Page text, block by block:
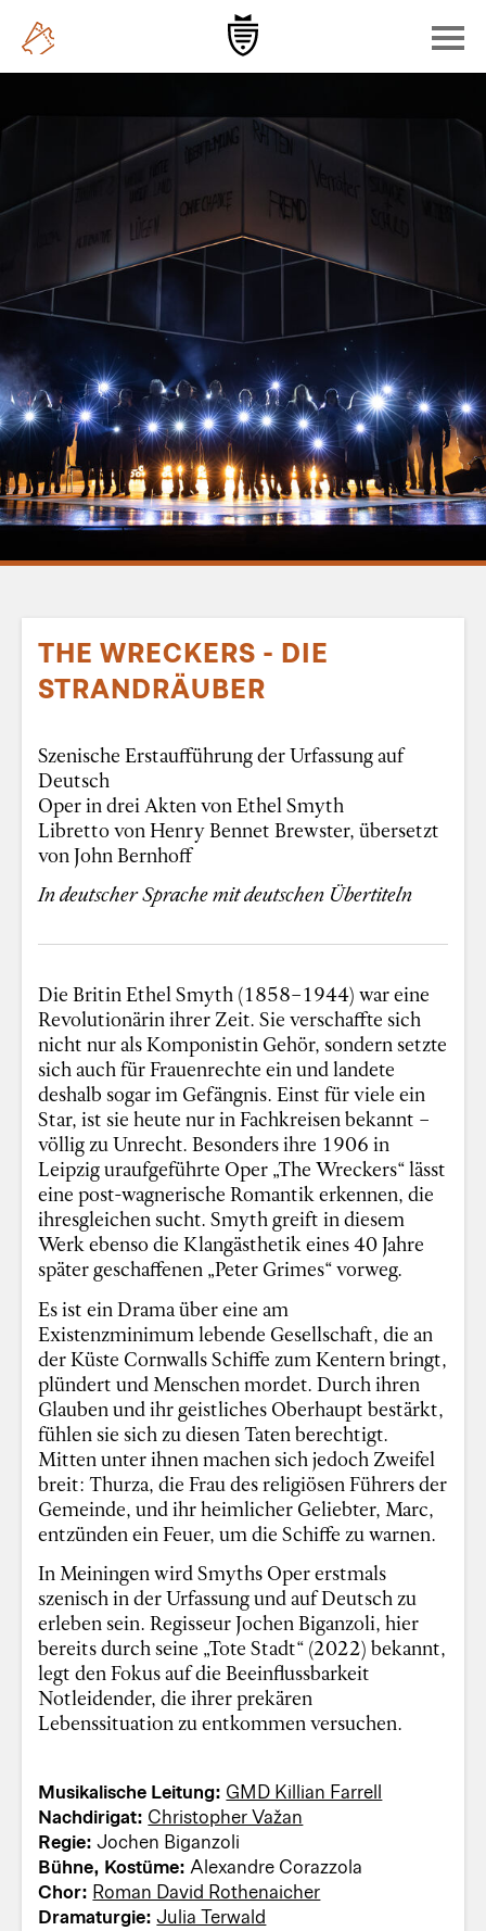
THE WRECKERS - DIE
STRANDRÄUBER
Szenische Erstaufführung der Urfassung auf
Deutsch
Oper in drei Akten von Ethel Smyth
Libretto von Henry Bennet Brewster, übersetzt
von John Bernhoff
In deutscher Sprache mit deutschen Übertiteln
Die Britin Ethel Smyth (1858–1944) war eine
Revolutionärin ihrer Zeit. Sie verschaffte sich
nicht nur als Komponistin Gehör, sondern setzte
sich auch für Frauenrechte ein und landete
deshalb sogar im Gefängnis. Einst für viele ein
Star, ist sie heute nur in Fachkreisen bekannt –
völlig zu Unrecht. Besonders ihre 1906 in
Leipzig uraufgeführte Oper „The Wreckers“ lässt
eine post-wagnerische Romantik erkennen, die
ihresgleichen sucht. Smyth greift in diesem
Werk ebenso die Klangästhetik eines 40 Jahre
später geschaffenen „Peter Grimes“ vorweg.
Es ist ein Drama über eine am
Existenzminimum lebende Gesellschaft, die an
der Küste Cornwalls Schiffe zum Kentern bringt,
plündert und Menschen mordet. Durch ihren
Glauben und ihr geistliches Oberhaupt bestärkt,
fühlen sie sich zu diesen Taten berechtigt.
Mitten unter ihnen machen sich jedoch Zweifel
breit: Thurza, die Frau des religiösen Führers der
Gemeinde, und ihr heimlicher Geliebter, Marc,
entzünden ein Feuer, um die Schiffe zu warnen.
In Meiningen wird Smyths Oper erstmals
szenisch in der Urfassung und auf Deutsch zu
erleben sein. Regisseur Jochen Biganzoli, hier
bereits durch seine „Tote Stadt“ (2022) bekannt,
legt den Fokus auf die Beeinflussbarkeit
Notleidender, die ihrer prekären
Lebenssituation zu entkommen versuchen.
Musikalische Leitung: GMD Killian Farrell
Nachdirigat: Christopher Važan
Regie:Jochen Biganzoli
Bühne, Kostüme:Alexandre Corazzola
Chor: Roman David Rothenaicher
Dramaturgie:Julia Terwald